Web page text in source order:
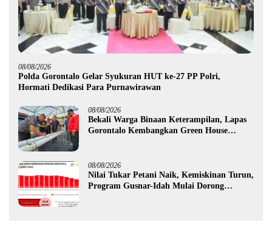
08/08/2026
Polda Gorontalo Gelar Syukuran HUT ke-27 PP Polri,
Hormati Dedikasi Para Purnawirawan
08/08/2026
Bekali Warga Binaan Keterampilan, Lapas
Gorontalo Kembangkan Green House
08/08/2026
Nilai Tukar Petani Naik, Kemiskinan Turun,
Program Gusnar-Idah Mulai Dorong